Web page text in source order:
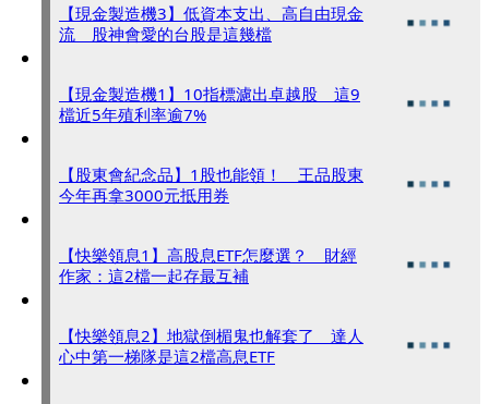
【現金製造機3】低資本支出、高自由現金
流 股神會愛的台股是這幾檔
【現金製造機1】10指標濾出卓越股 這9
檔近5年殖利率逾7%
【股東會紀念品】1股也能領！ 王品股東
今年再拿3000元抵用券
【快樂領息1】高股息ETF怎麼選？ 財經
作家：這2檔一起存最互補
【快樂領息2】地獄倒楣鬼也解套了 達人
心中第一梯隊是這2檔高息ETF